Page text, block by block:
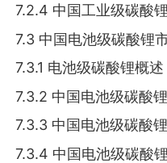
7.2.4 中国工业级碳酸
7.3 中国电池级碳酸锂
7.3.1 电池级碳酸锂概述
7.3.2 中国电池级碳酸
7.3.3 中国电池级碳酸
7.3.4 中国电池级碳酸